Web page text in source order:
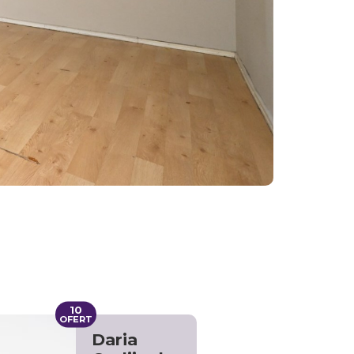
Daria
10
OFERT